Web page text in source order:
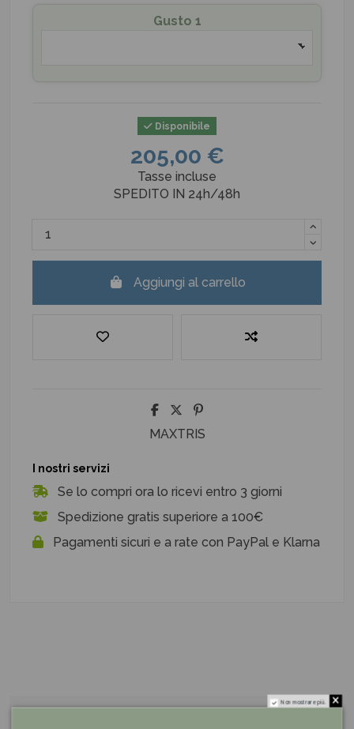
Gusto 1
Disponibile
205,00 €
Tasse incluse
SPEDITO IN 24h/48h
Aggiungi al carrello
MAXTRIS
I nostri servizi
Se lo compri ora lo ricevi entro 3 giorni
Spedizione gratis superiore a 100€
Pagamenti sicuri e a rate con PayPal e Klarna
Non mostrare più.